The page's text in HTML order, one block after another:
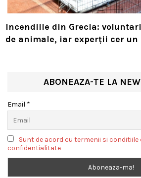
Incendiile din Grecia:
de animale, iar experții cer un
ABONEAZA-TE LA
Email *
Sunt de acord cu termenii si conditiile
confidentialitate